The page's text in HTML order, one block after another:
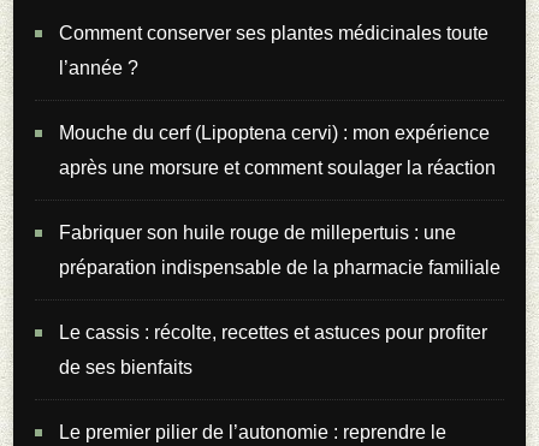
Comment conserver ses plantes médicinales toute
l’année ?
Mouche du cerf (Lipoptena cervi) : mon expérience
après une morsure et comment soulager la réaction
Fabriquer son huile rouge de millepertuis : une
préparation indispensable de la pharmacie familiale
Le cassis : récolte, recettes et astuces pour profiter
de ses bienfaits
Le premier pilier de l’autonomie : reprendre le